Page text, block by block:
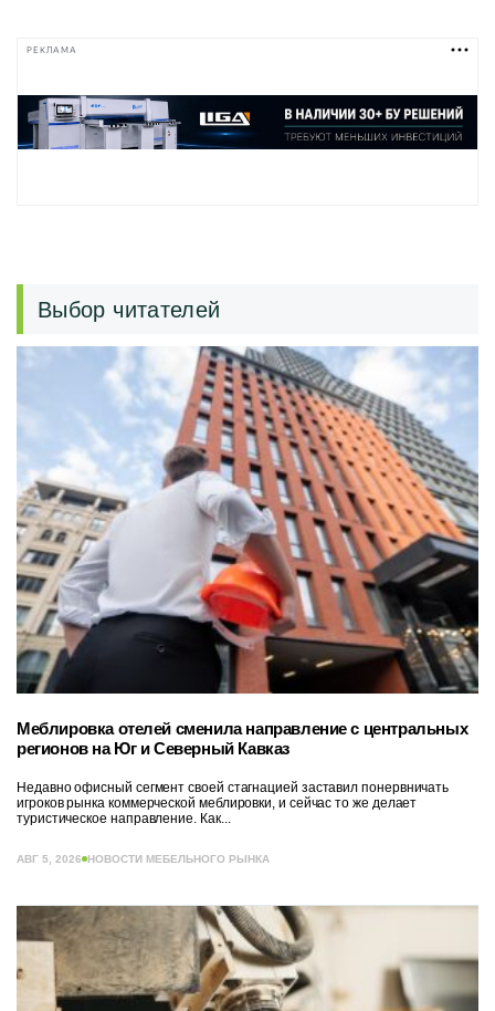
РЕКЛАМА
Выбор читателей
Меблировка отелей сменила направление с центральных
регионов на Юг и Северный Кавказ
Недавно офисный сегмент своей стагнацией заставил понервничать
игроков рынка коммерческой меблировки, и сейчас то же делает
туристическое направление. Как...
АВГ 5, 2026 НОВОСТИ МЕБЕЛЬНОГО РЫНКА